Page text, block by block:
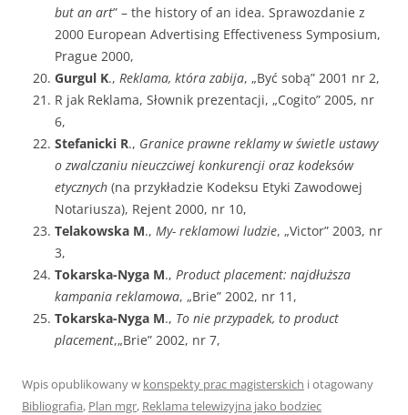
but an art” – the history of an idea. Sprawozdanie z
2000 European Advertising Effectiveness Symposium,
Prague 2000,
Gurgul K., Reklama, która zabija, „Być sobą” 2001 nr 2,
R jak Reklama, Słownik prezentacji, „Cogito” 2005, nr
6,
Stefanicki R., Granice prawne reklamy w świetle ustawy
o zwalczaniu nieuczciwej konkurencji oraz kodeksów
etycznych (na przykładzie Kodeksu Etyki Zawodowej
Notariusza), Rejent 2000, nr 10,
Telakowska M., My- reklamowi ludzie, „Victor” 2003, nr
3,
Tokarska-Nyga M., Product placement: najdłuższa
kampania reklamowa, „Brie” 2002, nr 11,
Tokarska-Nyga M., To nie przypadek, to product
placement,„Brie” 2002, nr 7,
Wpis opublikowany w konspekty prac magisterskich i otagowany
Bibliografia, Plan mgr, Reklama telewizyjna jako bodziec